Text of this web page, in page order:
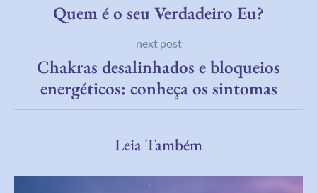
Quem é o seu Verdadeiro Eu?
next post
Chakras desalinhados e bloqueios
energéticos: conheça os sintomas
Leia Também